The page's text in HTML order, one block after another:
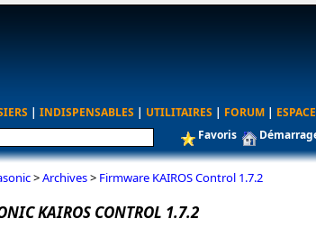
| INDISPENSABLES | UTILITAIRES | FORUM |
Favoris
>Archives> Firmware KAIROS Control 1.7.2
KAIROS CONTROL 1.7.2